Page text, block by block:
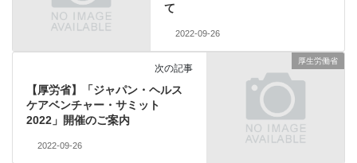
て
2022-09-26
厚生労働省
次の記事
【厚労省】「ジャパン・ヘルス
ケアベンチャー・サミット
2022」開催のご案内
2022-09-26